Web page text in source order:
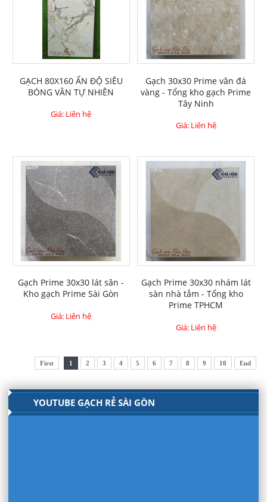
GẠCH 80X160 ẤN ĐỘ SIÊU
BÓNG VÂN TỰ NHIÊN
Giá: Liên hệ
Gạch 30x30 Prime vân đá
vàng - Tổng kho gạch Prime
Tây Ninh
Giá: Liên hệ
Gạch Prime 30x30 lát sân -
Kho gạch Prime Sài Gòn
Giá: Liên hệ
Gạch Prime 30x30 nhám lát
sàn nhà tắm - Tổng kho
Prime TPHCM
Giá: Liên hệ
First 1 2 3 4 5 6 7 8 9 10 End
YOUTUBE GẠCH RẺ SÀI GÒN